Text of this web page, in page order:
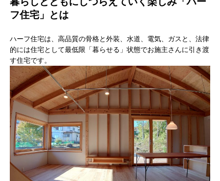
フ住宅」とは
ハーフ住宅は、高品質の骨格と外装、水道、電気、ガスと、法律
的には住宅として最低限「暮らせる」状態でお施主さんに引き渡
す住宅です。